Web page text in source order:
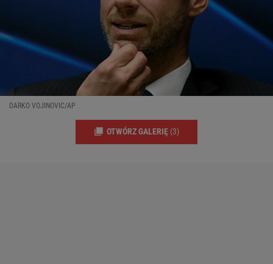
DARKO VOJINOVIC/AP
OTWÓRZ GALERIĘ (3)